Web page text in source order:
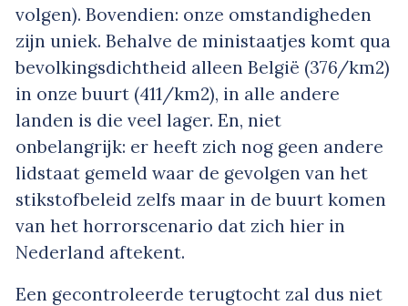
volgen). Bovendien: onze omstandigheden
zijn uniek. Behalve de ministaatjes komt qua
bevolkingsdichtheid alleen België (376/km2)
in onze buurt (411/km2), in alle andere
landen is die veel lager. En, niet
onbelangrijk: er heeft zich nog geen andere
lidstaat gemeld waar de gevolgen van het
stikstofbeleid zelfs maar in de buurt komen
van het horrorscenario dat zich hier in
Nederland aftekent.
Een gecontroleerde terugtocht zal dus niet